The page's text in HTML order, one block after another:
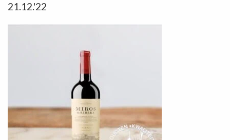
21.12.'22